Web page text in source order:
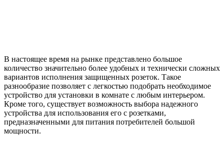
В настоящее время на рынке представлено большое
количество значительно более удобных и технически сложных
вариантов исполнения защищенных розеток. Такое
разнообразие позволяет с легкостью подобрать необходимое
устройство для установки в комнате с любым интерьером.
Кроме того, существует возможность выбора надежного
устройства для использования его с розетками,
предназначенными для питания потребителей большой
мощности.